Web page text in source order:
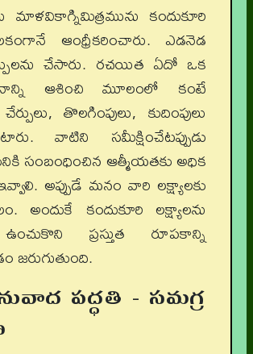
మాళవికాగ్నిమిత్రమును కందుకూరి
ఆంధ్రీకరించారు. ఎడనెడ
చేసారు. రచయిత ఏదో ఒక
ఆశించి మూలంలో కంటే
తొలగింపులు, కుదింపులు
వాటిని సమీక్షించేటప్పుడు
సంబంధించిన ఆత్మీయతకు అధిక
అప్పుడే మనం వారి లక్ష్యాలకు
అందుకే కందుకూరి లక్ష్యాలను
ప్రస్తుత రూపకాన్ని
జరుగుతుంది.
పద్ధతి - సమగ్ర